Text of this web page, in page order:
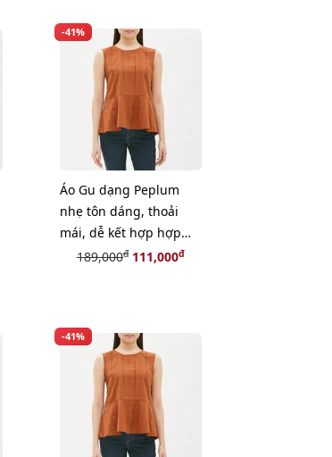
-41%
Áo Gu dạng Peplum
nhẹ tôn dáng, thoải
mái, dễ kết hợp hợp
đồ, ORANGE, size L
189,000đ111,000đ
-41%